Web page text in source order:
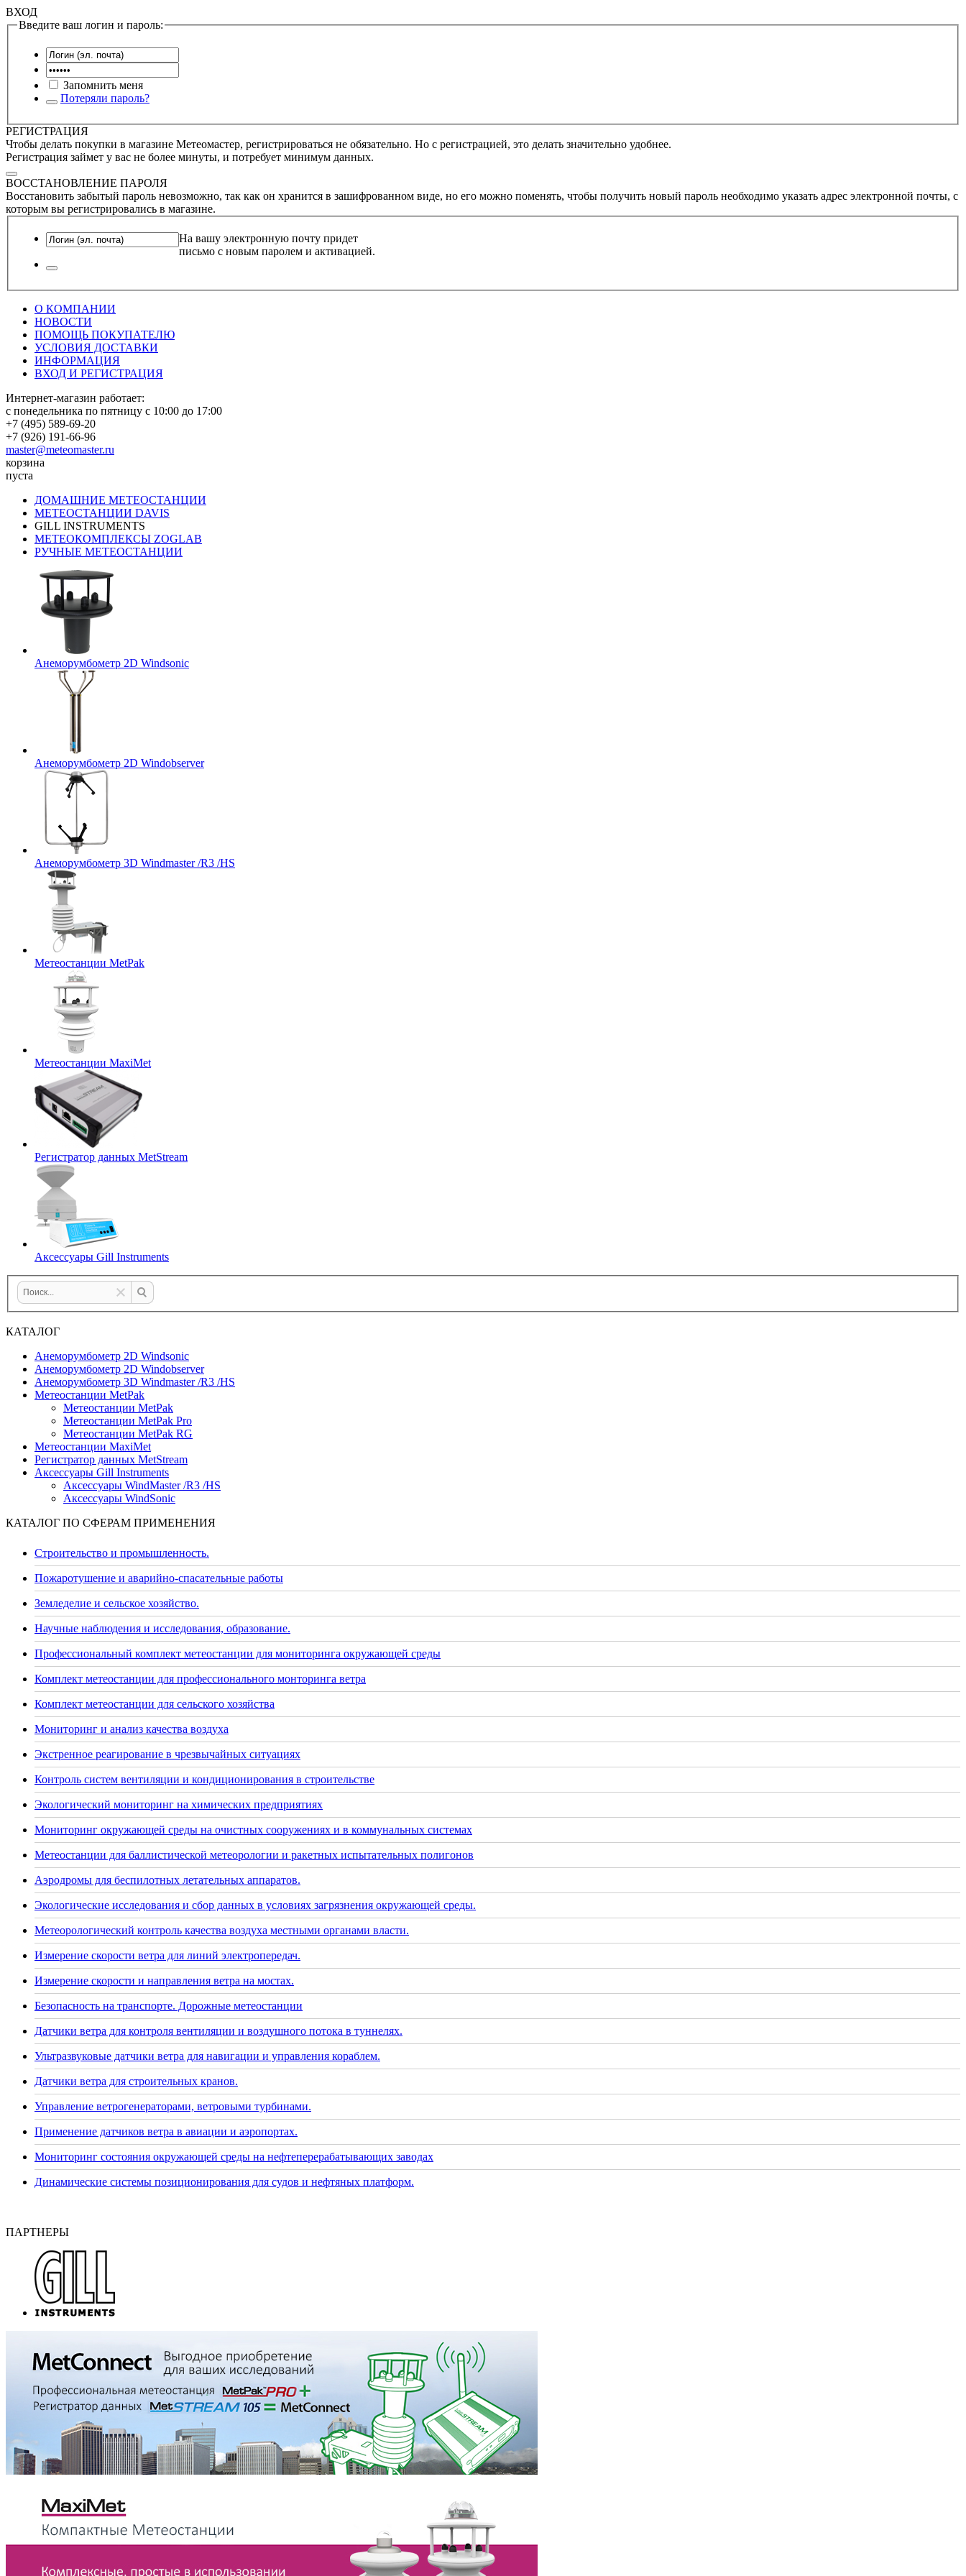
ВХОД
Введите ваш логин и пароль:
Запомнить меня
Потеряли пароль?
РЕГИСТРАЦИЯ
Чтобы делать покупки в магазине Метеомастер, регистрироваться не обязательно. Но с регистрацией, это делать значительно удобнее.
Регистрация займет у вас не более минуты, и потребует минимум данных.
ВОССТАНОВЛЕНИЕ ПАРОЛЯ
Восстановить забытый пароль невозможно, так как он хранится в зашифрованном виде, но его можно поменять, чтобы получить новый пароль необходимо указать адрес электронной почты, с
которым вы регистрировались в магазине.
На вашу электронную почту придет
письмо с новым паролем и активацией.
О КОМПАНИИ
НОВОСТИ
ПОМОЩЬ ПОКУПАТЕЛЮ
УСЛОВИЯ ДОСТАВКИ
ИНФОРМАЦИЯ
ВХОД И РЕГИСТРАЦИЯ
Интернет-магазин работает:
с понедельника по пятницу с 10:00 до 17:00
+7 (495) 589-69-20
+7 (926) 191-66-96
master@meteomaster.ru
корзина
пуста
ДОМАШНИЕ МЕТЕОСТАНЦИИ
МЕТЕОСТАНЦИИ DAVIS
GILL INSTRUMENTS
МЕТЕОКОМПЛЕКСЫ ZOGLAB
РУЧНЫЕ МЕТЕОСТАНЦИИ
Анеморумбометр 2D Windsonic
Анеморумбометр 2D Windobserver
Анеморумбометр 3D Windmaster /R3 /HS
Метеостанции MetPak
Метеостанции MaxiMet
Регистратор данных MetStream
Аксессуары Gill Instruments
КАТАЛОГ
Анеморумбометр 2D Windsonic
Анеморумбометр 2D Windobserver
Анеморумбометр 3D Windmaster /R3 /HS
Метеостанции MetPak
Метеостанции MetPak
Метеостанции MetPak Pro
Метеостанции MetPak RG
Метеостанции MaxiMet
Регистратор данных MetStream
Аксессуары Gill Instruments
Аксессуары WindMaster /R3 /HS
Аксессуары WindSonic
КАТАЛОГ ПО СФЕРАМ ПРИМЕНЕНИЯ
Строительство и промышленность.
Пожаротушение и аварийно-спасательные работы
Земледелие и сельское хозяйство.
Научные наблюдения и исследования, образование.
Профессиональный комплект метеостанции для мониторинга окружающей среды
Комплект метеостанции для профессионального монторинга ветра
Комплект метеостанции для сельского хозяйства
Мониторинг и анализ качества воздуха
Экстренное реагирование в чрезвычайных ситуациях
Контроль систем вентиляции и кондиционирования в строительстве
Экологический мониторинг на химических предприятиях
Мониторинг окружающей среды на очистных сооружениях и в коммунальных системах
Метеостанции для баллистической метеорологии и ракетных испытательных полигонов
Аэродромы для беспилотных летательных аппаратов.
Экологические исследования и сбор данных в условиях загрязнения окружающей среды.
Метеорологический контроль качества воздуха местными органами власти.
Измерение скорости ветра для линий электропередач.
Измерение скорости и направления ветра на мостах.
Безопасность на транспорте. Дорожные метеостанции
Датчики ветра для контроля вентиляции и воздушного потока в туннелях.
Ультразвуковые датчики ветра для навигации и управления кораблем.
Датчики ветра для строительных кранов.
Управление ветрогенераторами, ветровыми турбинами.
Применение датчиков ветра в авиации и аэропортах.
Мониторинг состояния окружающей среды на нефтеперерабатывающих заводах
Динамические системы позиционирования для судов и нефтяных платформ.
ПАРТНЕРЫ